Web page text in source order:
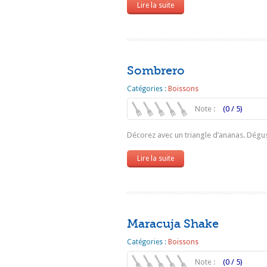
Lire la suite
Sombrero
Catégories : Boissons
Note : (0 / 5)
Décorez avec un triangle d’ananas.
Lire la suite
Maracuja Shake
Catégories : Boissons
Note : (0 / 5)